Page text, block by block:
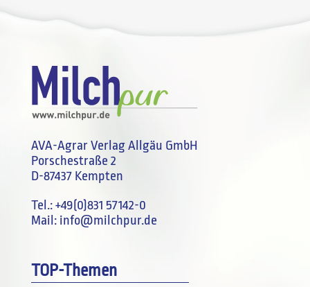
AVA-Agrar Verlag Allgäu GmbH
Porschestraße 2
D-87437 Kempten
Tel.:+49(0)831 57142-0
Mail: info@milchpur.de
TOP-Themen